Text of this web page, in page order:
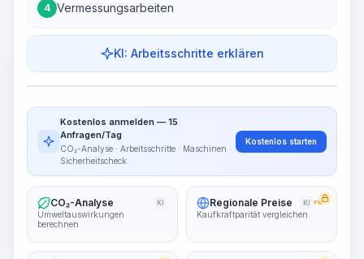
4 Vermessungsarbeiten
KI: Arbeitsschritte erklären
Arbeitsschritte
~15-30 Sek.
Kostenlos anmelden — 15
Anfragen/Tag
CO₂-Analyse · Arbeitsschritte · Maschinen ·
Sicherheitscheck
Kostenlos starten
CO₂-Analyse KI
Umweltauswirkungen
berechnen
Regionale Preise KI PRO
Kaufkraftparität vergleichen